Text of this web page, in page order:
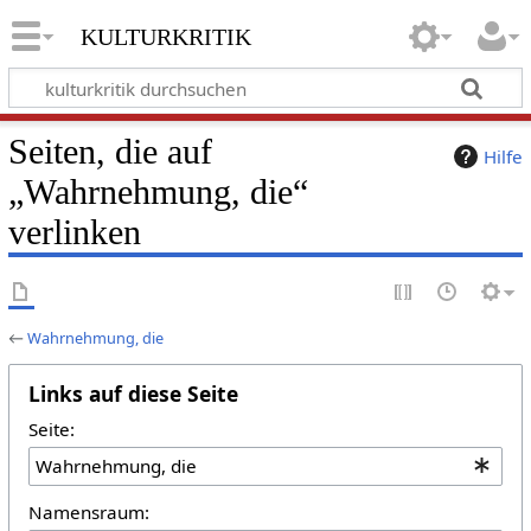
kulturkritik
Hilfe
Seiten, die auf
„Wahrnehmung, die“
verlinken
←Wahrnehmung, die
Links auf diese Seite
Seite:
Namensraum: